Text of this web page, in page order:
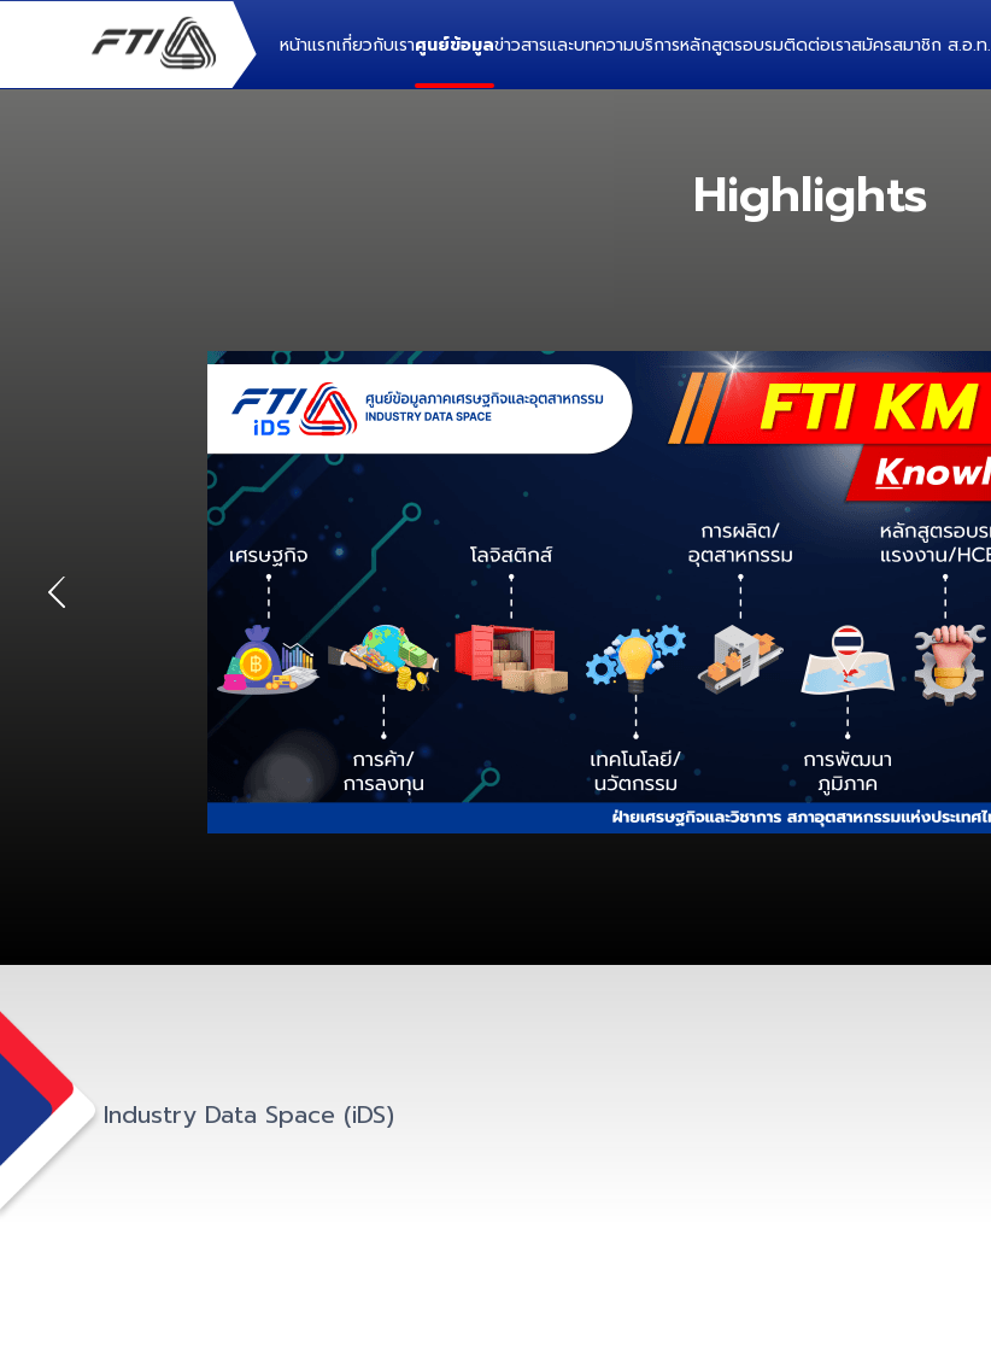
หน้าแรกเกี่ยวกับเราศูนย์ข้อมูลข่าวสารและบทความบริการหลักสูตรอบรมติดต่อเราสมัครสมาชิก ส.อ.ท.
Highlights
Industry Data Space (iDS)